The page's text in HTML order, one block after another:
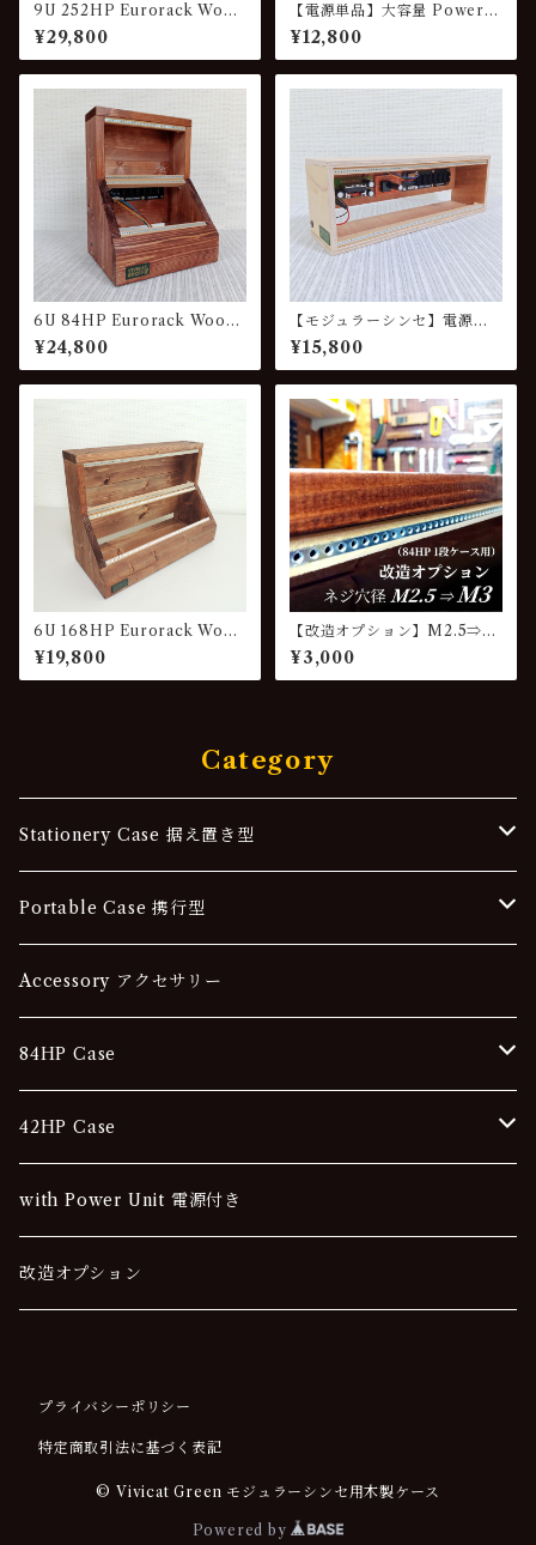
9U 252HP Eurorack Wood
Case VG-845
¥29,800
【電源単品】大容量 Power S
upply for Eurorack Modula
r Synthesizer モジュラーシ
ンセサイザー 電源 VG-PS84
¥12,800
6U 84HP Eurorack Wood
Case with Power Unit VG-
423-P
¥24,800
【モジュラーシンセ】電源付
きケース Eurorack スタータ
ーセット 84HP VG-848
¥15,800
6U 168HP Eurorack Wood
Case VG-843
¥19,800
【改造オプション】M2.5⇒M
3 レールネジ穴径変更（84HP
1段ケース用）
¥3,000
Category
Stationery Case 据え置き型
84HP
42HP
Portable Case 携行型
84HP
42HP
Accessory アクセサリー
84HP Case
Stationery Case 据え置き型
Portable Case 携行型
42HP Case
Stationery Case 据え置き型
Portable Case 携行型
with Power Unit 電源付き
改造オプション
プライバシーポリシー
特定商取引法に基づく表記
© Vivicat Green モジュラーシンセ用木製ケース
Powered by